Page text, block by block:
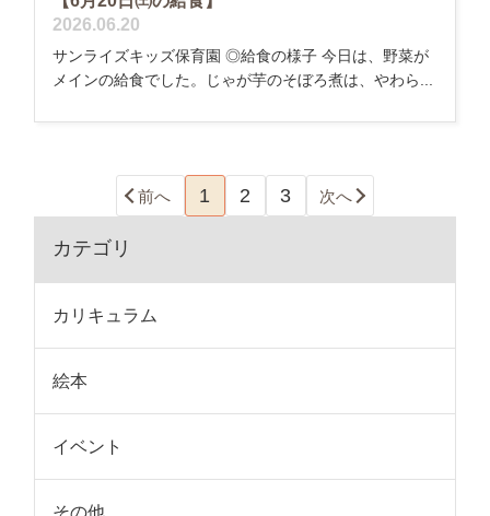
2026.06.20
サンライズキッズ保育園 ◎給食の様子 今日は、野菜が
メインの給食でした。じゃが芋のそぼろ煮は、やわら...
前へ 1 2 3 次へ
カテゴリ
カリキュラム
絵本
イベント
その他